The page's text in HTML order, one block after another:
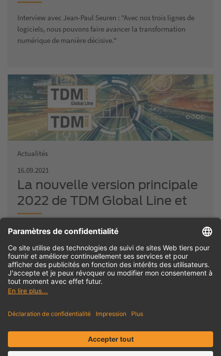
Interview avec Jean-Paul Seuren : "Avec nos trois lignes de
logiciels, nous pouvons faire avancer la transformation
numérique de manière décisive."
Actualités
16.09.2021
La nouvelle version principale
2022 de TDM Global Line et
TDM
Du 16 septembre : Actualisez votre système avec cette
l’utilisation combinée des deux…
Charger plus